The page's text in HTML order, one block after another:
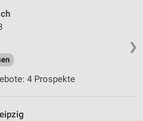
❯
4 Prospekte